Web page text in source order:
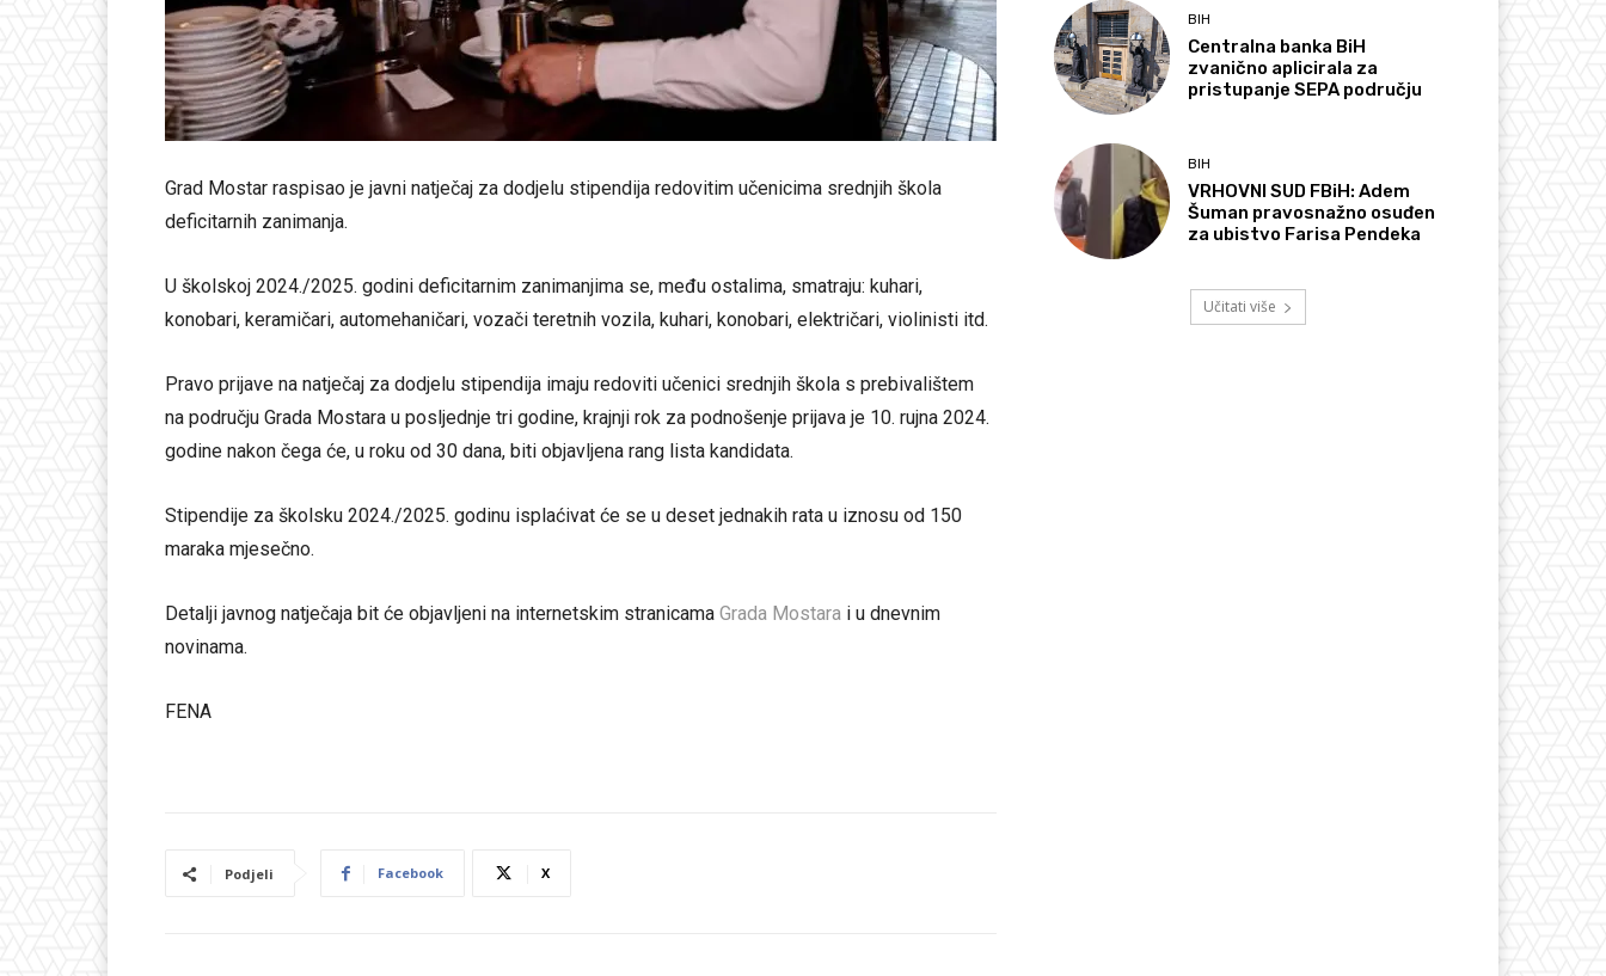
Grad Mostar raspisao je javni natječaj za dodjelu stipendija redovitim učenicima srednjih škola
deficitarnih zanimanja.
U školskoj 2024./2025. godini deficitarnim zanimanjima se, među ostalima, smatraju: kuhari,
konobari, keramičari, automehaničari, vozači teretnih vozila, kuhari, konobari, električari, violinisti itd.
Pravo prijave na natječaj za dodjelu stipendija imaju redoviti učenici srednjih škola s prebivalištem
na području Grada Mostara u posljednje tri godine, krajnji rok za podnošenje prijava je 10. rujna 2024.
godine nakon čega će, u roku od 30 dana, biti objavljena rang lista kandidata.
Stipendije za školsku 2024./2025. godinu isplaćivat će se u deset jednakih rata u iznosu od 150
maraka mjesečno.
Detalji javnog natječaja bit će objavljeni na internetskim stranicama Grada Mostara i u dnevnim
novinama.
FENA
Podjeli Facebook X
BIH
Centralna banka BiH
zvanično aplicirala za
pristupanje SEPA području
BIH
VRHOVNI SUD FBiH: Adem
Šuman pravosnažno osuđen
za ubistvo Farisa Pendeka
Učitati više